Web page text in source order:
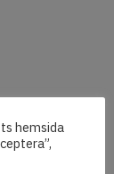
hemsida